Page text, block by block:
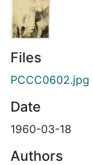
Files
PCCC0602.jpg
Date
1960-03-18
Authors